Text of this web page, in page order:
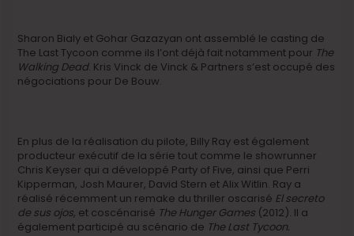
Sharon Bialy et Gohar Gazazyan ont assemblé le casting de
The Last Tycoon comme ils l’ont déjà fait notamment pour The
Walking Dead. Kris Vinck de Vinck & Partners s’est occupé des
négociations pour De Bouw.
En plus de la réalisation du pilote, Billy Ray est également
producteur exécutif de la série tout comme le showrunner
Chris Keyser qui a développé Party of Five, ainsi que Perri
Kipperman, Josh Maurer, David Stern et Alix Witlin. Ray a
réalisé récemment un remake du thriller oscarisé El secreto
de sus ojos, et coscénarisé The Hunger Games (2012). Il a
également participé au scénario de The Last Tycoon.